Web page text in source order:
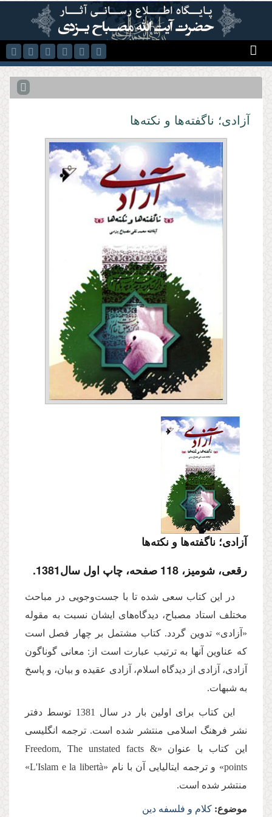
رفتن به محتوای اصلی
آزادی؛ ناگفته‌ها و نکته‌ها
آزادی؛ ناگفته‌ها و نکته‌ها
رقعی، شومیز، 118 صفحه، چاپ اول سال1381.
در این کتاب سعی شده تا با جست‌وجویی در مباحث
مختلف استاد مصباح، دیدگاه‌های ایشان نسبت به مقوله
«آزادی» تدوین گردد. کتاب مشتمل بر چهار فصل است
که عناوین آنها به ترتیب عبارت است از: معانی گوناگون
آزادی، آزادی از دیدگاه اسلام، آزادی عقیده و بیان، و پاسخ
به شبهات.
این كتاب برای اولین بار در سال 1381 توسط دفتر
نشر فرهنگ اسلامی منتشر شده است. ترجمه انگلیسی
این کتاب با عنوان «Freedom, The unstated facts &
points» و ترجمه ایتالیایی آن با نام «L'Islam e la libertà»
منتشر شده است.
موضوع: کلام و فلسفه دین